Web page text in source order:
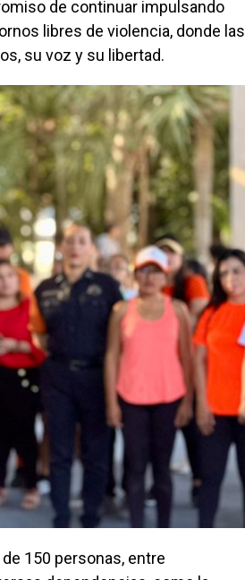
de continuar impulsando
libres de violencia, donde las
su voz y su libertad.
150 personas, entre